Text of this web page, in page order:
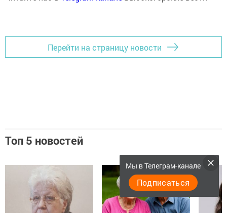
Перейти на страницу новости
Топ 5 новостей
Мы в Телеграм-канале
Подписаться